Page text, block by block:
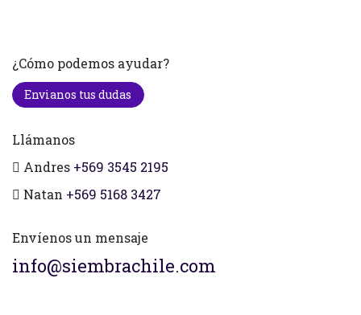
¿Cómo podemos ayudar?
Envianos tus dudas
Llámanos
Andres +569 3545 2195
Natan +569 5168 3427
Envíenos un mensaje
info@siembrachile.com